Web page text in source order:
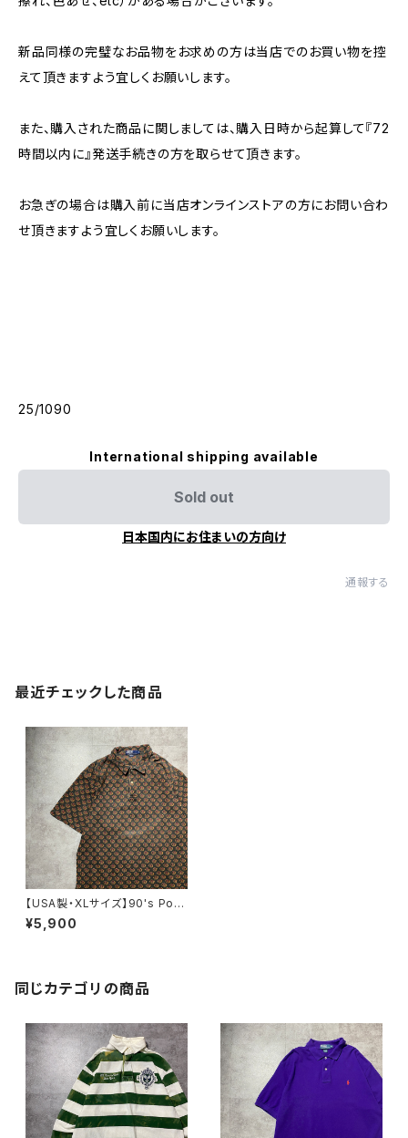
新品同様の完璧なお品物をお求めの方は当店でのお買い物を控
えて頂きますよう宜しくお願いします。
また、購入された商品に関しましては、購入日時から起算して『72
時間以内に』発送手続きの方を取らせて頂きます。
お急ぎの場合は購入前に当店オンラインストアの方にお問い合わ
せ頂きますよう宜しくお願いします。
25/1090
International shipping available
Sold out
日本国内にお住まいの方向け
通報する
最近チェックした商品
【USA製・XLサイズ】90's Polo
by Ralph Lauren ポロバイラ
ルフローレン 幾何学模様 総
¥5,900
同じカテゴリの商品